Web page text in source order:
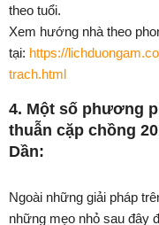
theo tuổi.
Xem hướng nhà theo
tại: https://
trach.html
4. Một số phương
thuẫn cặp chồng
Dần:
Ngoài những giải pháp
những mẹo nhỏ sau đây